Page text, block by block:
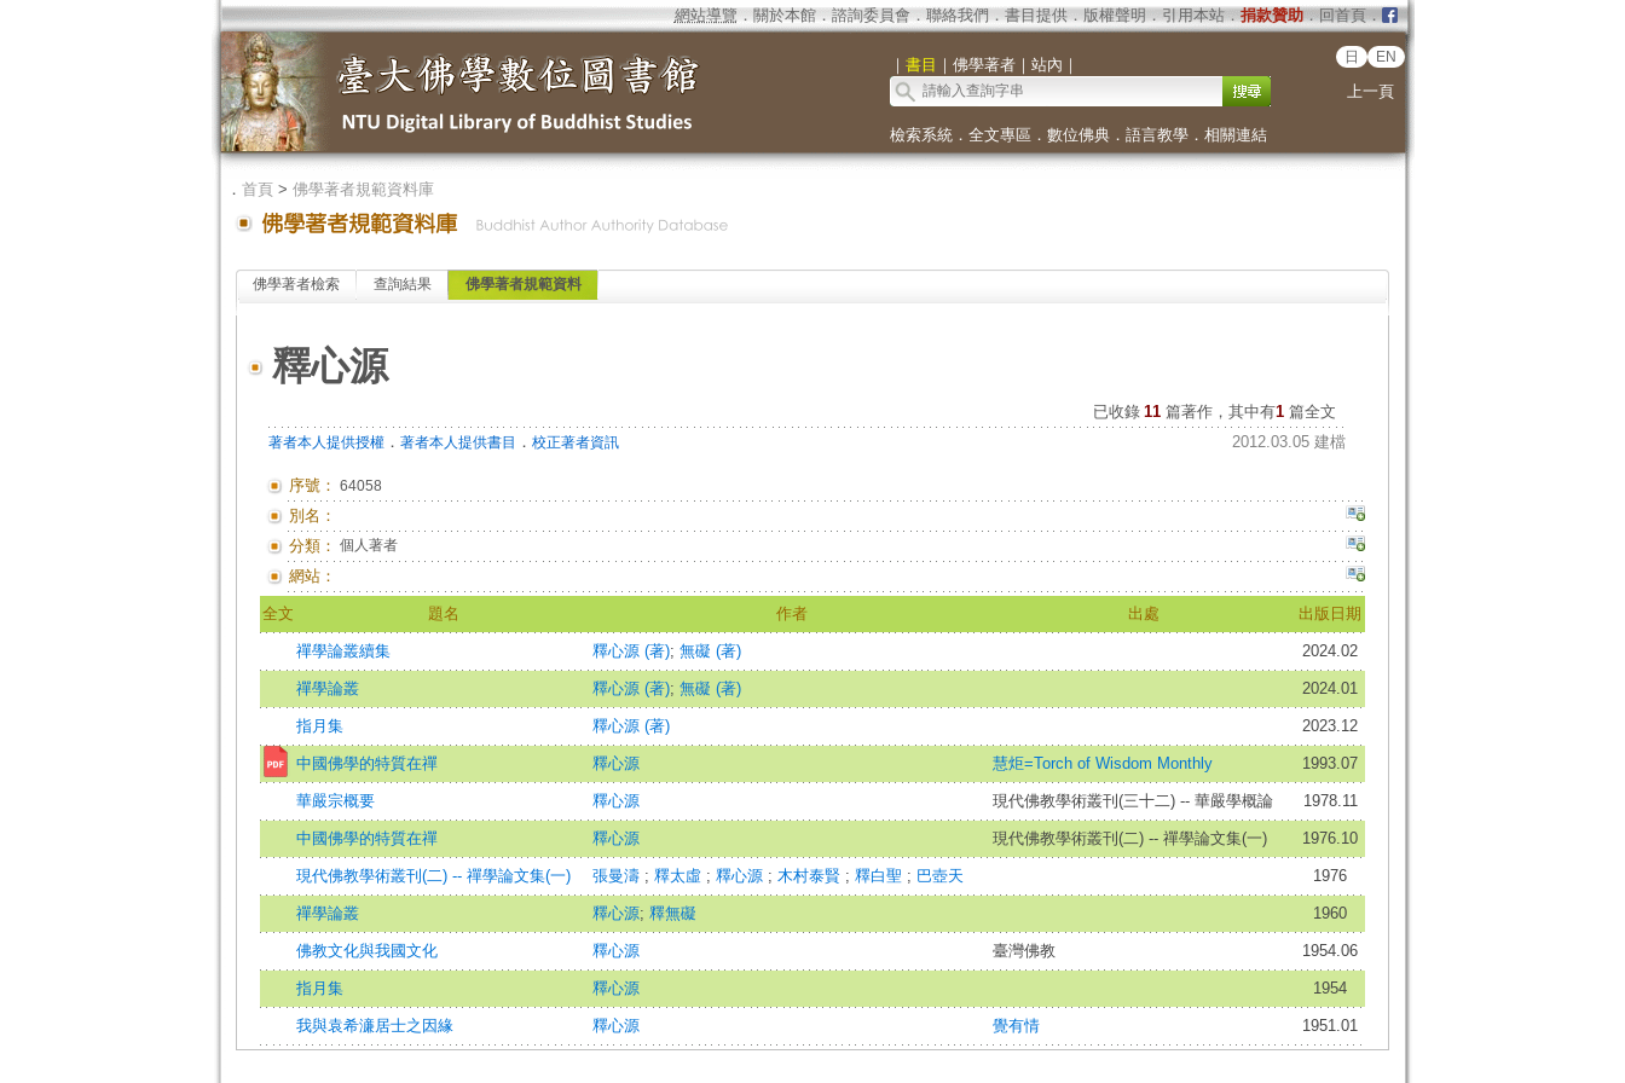
網站導覽 ． 關於本館． 諮詢委員會． 聯絡我們 ． 書目提供． 版權聲明 ． 引用本站． 捐款贊助．回首頁．
｜ 書目 ｜ 佛學著者｜ 站內 ｜ 日 EN
上一頁
檢索系統． 全文專區 ． 數位佛典． 語言教學． 相關連結
． 首頁> 佛學著者規範資料庫
佛學著者檢索 查詢結果 佛學著者規範資料
釋心源
已收錄 11 篇著作，其中有1篇全文
著者本人提供授權． 著者本人提供書目 ． 校正著者資訊 2012.03.05 建檔
序號： 64058
別名：
分類： 個人著者
網站：
全文 題名 作者 出處 出版日期
禪學論叢續集 釋心源 (著); 無礙 (著) 2024.02
禪學論叢 釋心源 (著); 無礙 (著) 2024.01
指月集 釋心源 (著) 2023.12
中國佛學的特質在禪 釋心源 慧炬=Torch of Wisdom Monthly 1993.07
華嚴宗概要 釋心源 現代佛教學術叢刊(三十二) -- 華嚴學概論 1978.11
中國佛學的特質在禪 釋心源 現代佛教學術叢刊(二) -- 禪學論文集(一) 1976.10
現代佛教學術叢刊(二) -- 禪學論文集(一) 張曼濤 ; 釋太虛 ; 釋心源 ; 木村泰賢 ; 釋白聖 ; 巴壺天 1976
禪學論叢 釋心源; 釋無礙 1960
佛教文化與我國文化 釋心源 臺灣佛教 1954.06
指月集 釋心源 1954
我與袁希濓居士之因緣 釋心源 覺有情 1951.01